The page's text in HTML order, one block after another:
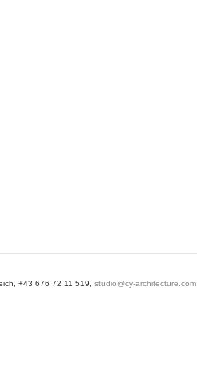
+43 676 72 11 519, studio@cy-architecture.com